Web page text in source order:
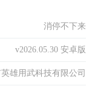
消停不下来
v2026.05.30 安卓版
雄用武科技有限公司